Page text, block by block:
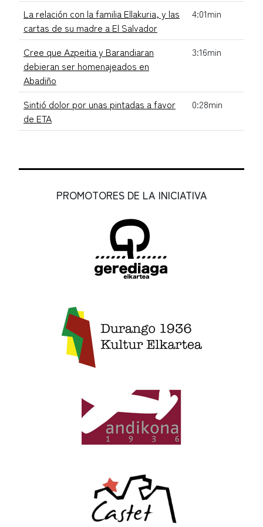
La relación con la familia Ellakuria, y las
cartas de su madre a El Salvador
4:01min
Cree que Azpeitia y Barandiaran
debieran ser homenajeados en
Abadiño
3:16min
Sintió dolor por unas pintadas a favor
de ETA
0:28min
PROMOTORES DE LA INICIATIVA